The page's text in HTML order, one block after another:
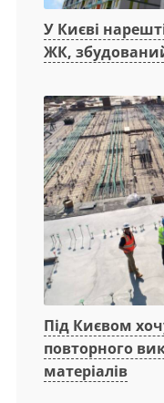
У Києві
ЖК,
Під Києвом
повторного
матеріалів